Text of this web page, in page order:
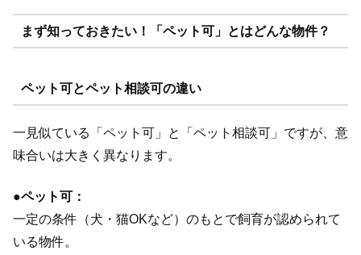
まず知っておきたい！「ペット可」とはどんな物件？
ペット可とペット相談可の違い
一見似ている「ペット可」と「ペット相談可」ですが、意
味合いは大きく異なります。
●ペット可：
一定の条件（犬・猫OKなど）のもとで飼育が認められて
いる物件。